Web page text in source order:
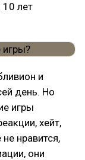
лет
и
день. Но
игры
хейт,
нравится,
они